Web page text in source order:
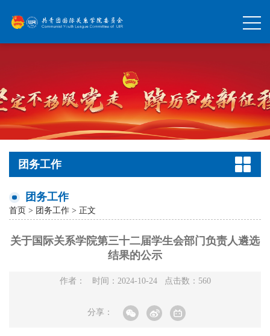
团务工作
团务工作
首页 > 团务工作 > 正文
关于国际关系学院第三十二届学生会部门负责人遴选
结果的公示
作者： 时间：2024-10-24 点击数： 560
分享：